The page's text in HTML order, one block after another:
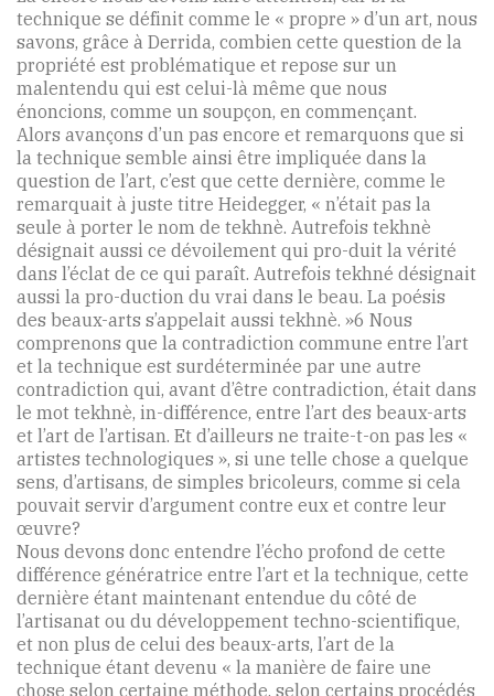
technique se définit comme le « propre » d’un art, nous
savons, grâce à Derrida, combien cette question de la
propriété est problématique et repose sur un
malentendu qui est celui-là même que nous
énoncions, comme un soupçon, en commençant.
Alors avançons d’un pas encore et remarquons que si
la technique semble ainsi être impliquée dans la
question de l’art, c’est que cette dernière, comme le
remarquait à juste titre Heidegger, « n’était pas la
seule à porter le nom de tekhnè. Autrefois tekhnè
désignait aussi ce dévoilement qui pro-duit la vérité
dans l’éclat de ce qui paraît. Autrefois tekhné désignait
aussi la pro-duction du vrai dans le beau. La poésis
des beaux-arts s’appelait aussi tekhnè. »6 Nous
comprenons que la contradiction commune entre l’art
et la technique est surdéterminée par une autre
contradiction qui, avant d’être contradiction, était dans
le mot tekhnè, in-différence, entre l’art des beaux-arts
et l’art de l’artisan. Et d’ailleurs ne traite-t-on pas les «
artistes technologiques », si une telle chose a quelque
sens, d’artisans, de simples bricoleurs, comme si cela
pouvait servir d’argument contre eux et contre leur
œuvre?
Nous devons donc entendre l’écho profond de cette
différence génératrice entre l’art et la technique, cette
dernière étant maintenant entendue du côté de
l’artisanat ou du développement techno-scientifique,
et non plus de celui des beaux-arts, l’art de la
technique étant devenu « la manière de faire une
chose selon certaine méthode, selon certains procédés